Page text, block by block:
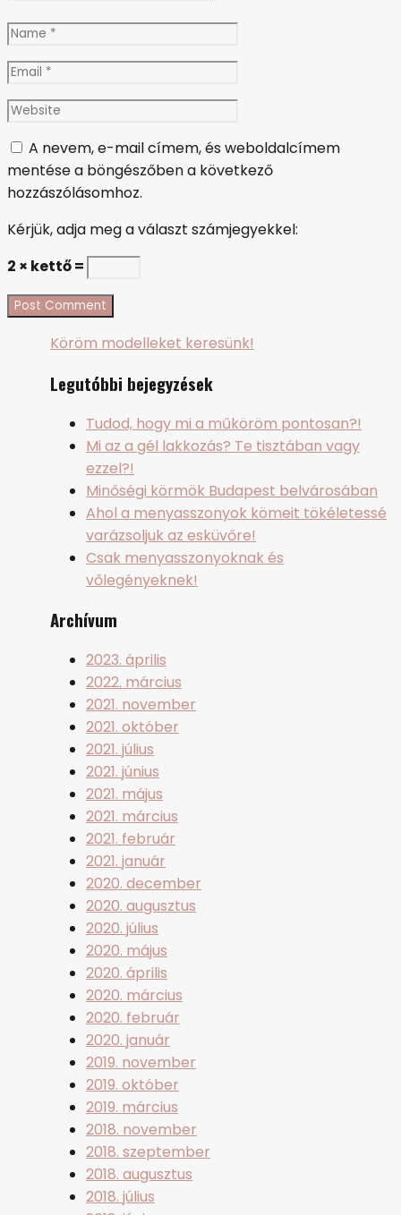
Name
Email
Website
A nevem, e-mail címem, és weboldalcímem
mentése a böngészőben a következő
hozzászólásomhoz.
Kérjük, adja meg a választ számjegyekkel:
2 × kettő =
Köröm modelleket keresünk!
Legutóbbi bejegyzések
Tudod, hogy mi a műköröm pontosan?!
Mi az a gél lakkozás? Te tisztában vagy
ezzel?!
Minőségi körmök Budapest belvárosában
Ahol a menyasszonyok kömeit tökéletessé
varázsoljuk az esküvőre!
Csak menyasszonyoknak és
vőlegényeknek!
Archívum
2023. április
2022. március
2021. november
2021. október
2021. július
2021. június
2021. május
2021. március
2021. február
2021. január
2020. december
2020. augusztus
2020. július
2020. május
2020. április
2020. március
2020. február
2020. január
2019. november
2019. október
2019. március
2018. november
2018. szeptember
2018. augusztus
2018. július